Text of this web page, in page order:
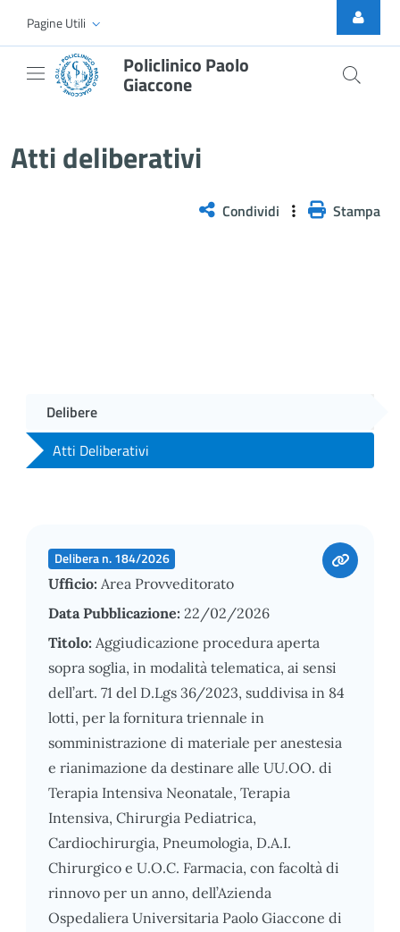
Skip to Main Content
Pagine Utili
Policlinico Paolo
Giaccone
Atti deliberativi
Condividi Stampa
Delibere
Atti Deliberativi
Delibera n. 184/2026
Ufficio: Area Provveditorato
Data Pubblicazione: 22/02/2026
Titolo: Aggiudicazione procedura aperta
sopra soglia, in modalità telematica, ai sensi
dell’art. 71 del D.Lgs 36/2023, suddivisa in 84
lotti, per la fornitura triennale in
somministrazione di materiale per anestesia
e rianimazione da destinare alle UU.OO. di
Terapia Intensiva Neonatale, Terapia
Intensiva, Chirurgia Pediatrica,
Cardiochirurgia, Pneumologia, D.A.I.
Chirurgico e U.O.C. Farmacia, con facoltà di
rinnovo per un anno, dell’Azienda
Ospedaliera Universitaria Paolo Giaccone di